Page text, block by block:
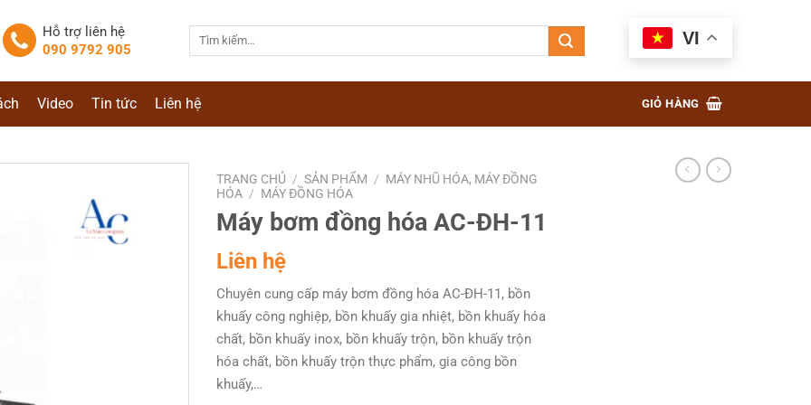
Hỗ trợ liên hệ
090 9792 905
VI
Video Tin tức Liên hệ GIỎ HÀNG
TRANG CHỦ / SẢN PHẨM / MÁY NHŨ HÓA, MÁY ĐỒNG
HÓA / MÁY ĐỒNG HÓA
Máy bơm đồng hóa AC-ĐH-11
Liên hệ
Chuyên cung cấp máy bơm đồng hóa AC-ĐH-11, bồn
khuấy công nghiệp, bồn khuấy gia nhiệt, bồn khuấy hóa
chất, bồn khuấy inox, bồn khuấy trộn, bồn khuấy trộn
hóa chất, bồn khuấy trộn thực phẩm, gia công bồn
khuấy,…